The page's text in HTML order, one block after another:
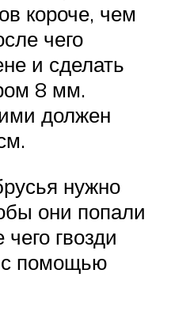
короче, чем
чего
и сделать
8 мм.
должен
нужно
они попали
гвозди
с помощью